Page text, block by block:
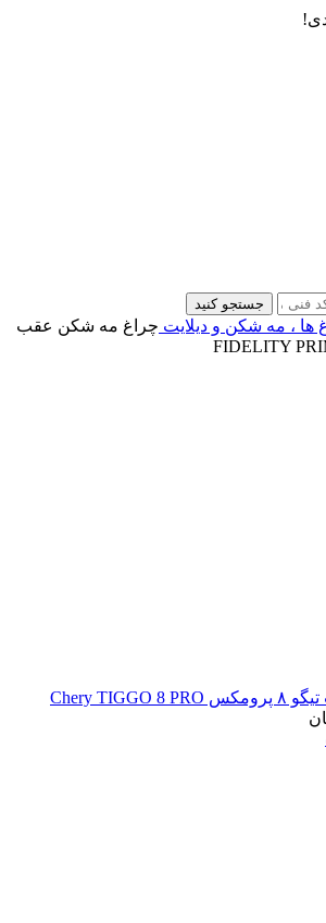
جستجو کنید
ها ، مه‌ شکن و دیلایت چراغ مه شکن عقب
پوسته پایین سپر عقب تیگو ۸ پرومکس Chery TIGGO 8 PRO